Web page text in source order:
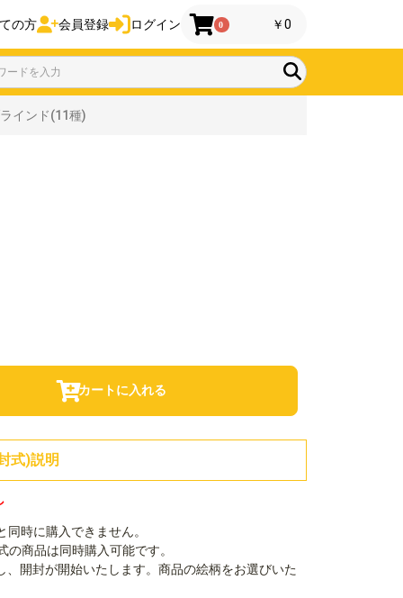
の方 会員登録 ログイン 0 ￥0
インド(11種)
カートに入れる
式)説明
時に購入できません。
の商品は同時購入可能です。
開封が開始いたします。商品の絵柄をお選びいた